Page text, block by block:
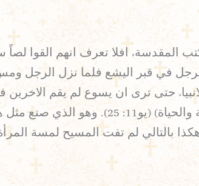
المقدسة، افلا تعرف انهم القوا لصاً
الرجل في قبر اليشع فلما نزل
الانبياء حتى ترى ان يسوع لم يقم
الله وحده الذي يستعمل سلطانه الذاتي، فتؤمن انه هو ذاته حقا
هكذا بالتالي لم تفت المسيح لمسة